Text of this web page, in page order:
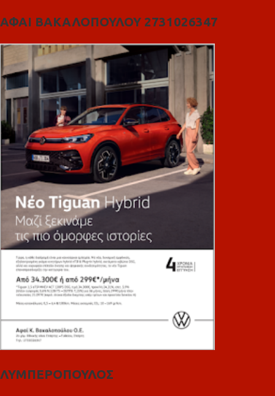
ΑΦΑΙ ΒΑΚΑΛΟΠΟΥΛΟΥ 2731026347
ΛΥΜΠΕΡΟΠΟΥΛΟΣ